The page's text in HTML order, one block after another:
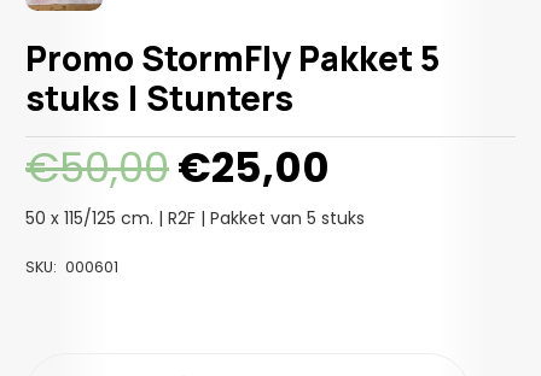
Promo StormFly Pakket 5
stuks | Stunters
€50,00Oorspronkelijke
prijs
was:
€50,00.
€25,00
is:
50 x 115/125 cm. | R2F | Pakket van 5 stuks
SKU: 000601